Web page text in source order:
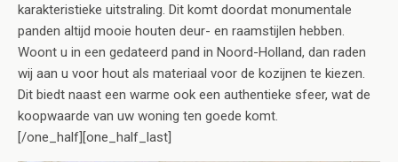
karakteristieke uitstraling. Dit komt doordat monumentale
panden altijd mooie houten deur- en raamstijlen hebben.
Woont u in een gedateerd pand in Noord-Holland, dan raden
wij aan u voor hout als materiaal voor de kozijnen te kiezen.
Dit biedt naast een warme ook een authentieke sfeer, wat de
koopwaarde van uw woning ten goede komt.
[/one_half][one_half_last]